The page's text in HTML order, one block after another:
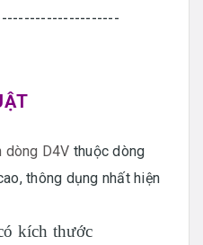
dòng D4V thuộc dòng
thông dụng nhất hiện
kích thước